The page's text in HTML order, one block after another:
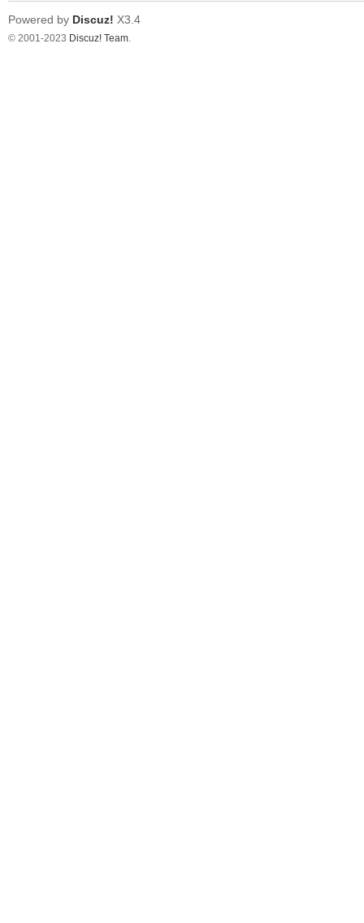
Powered by Discuz! X3.4
© 2001-2023 Discuz! Team.